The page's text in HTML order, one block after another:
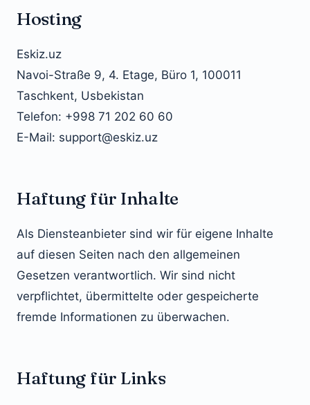
Hosting
Eskiz.uz
Navoi-Straße 9, 4. Etage, Büro 1, 100011
Taschkent, Usbekistan
Telefon: +998 71 202 60 60
E-Mail: support@eskiz.uz
Haftung für Inhalte
Als Diensteanbieter sind wir für eigene Inhalte
auf diesen Seiten nach den allgemeinen
Gesetzen verantwortlich. Wir sind nicht
verpflichtet, übermittelte oder gespeicherte
fremde Informationen zu überwachen.
Haftung für Links